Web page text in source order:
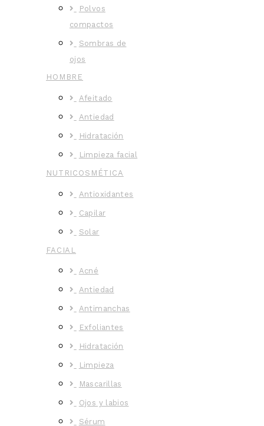
Polvos
compactos
Sombras de
ojos
HOMBRE
Afeitado
Antiedad
Hidratación
Limpieza facial
NUTRICOSMÉTICA
Antioxidantes
Capilar
Solar
FACIAL
Acné
Antiedad
Antimanchas
Exfoliantes
Hidratación
Limpieza
Mascarillas
Ojos y labios
Sérum